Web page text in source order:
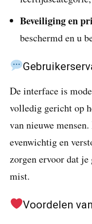
Beveiliging en
beschermd en u
De interface is
volledig gericht op
van nieuwe
evenwichtig en
zorgen ervoor dat je
mist.
Voordelen